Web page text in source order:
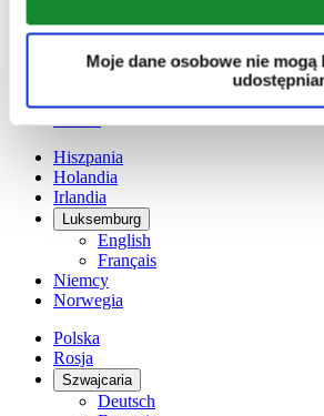
Moje dane osobowe nie mogą
English
简体中文
Hiszpania
Holandia
Irlandia
Luksemburg
English
Français
Niemcy
Norwegia
Polska
Rosja
Szwajcaria
Deutsch